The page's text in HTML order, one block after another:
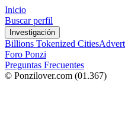
Inicio
Buscar perfil
Investigación
Billions Tokenized Cities
Foro Ponzi
Preguntas Frecuentes
© Ponzilover.com (01.367)